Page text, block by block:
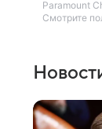
Paramount
Смотрите